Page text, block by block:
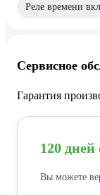
Реле времени
Сервисное
Гарантия
120 дней
Вы можете